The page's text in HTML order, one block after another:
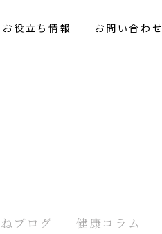
役立ち情報 お問い合わせ
ブログ 健康コラム